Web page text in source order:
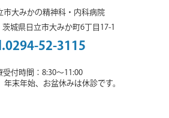
市大みかの精神科・内科病院
城県日立市大みか町6丁目17-1
52-3115
受付時間：8:30～11:00
末年始、お盆休みは休診です。